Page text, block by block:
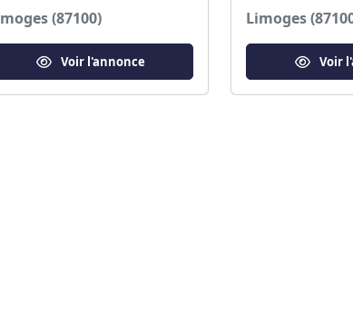
(87100)
Voir l'annonce
Limoges
Voir